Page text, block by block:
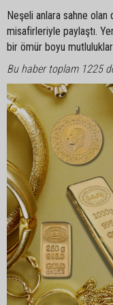
Neşeli anlara sahne
misafirleriyle paylaştı.
bir ömür boyu
Bu haber toplam 1225